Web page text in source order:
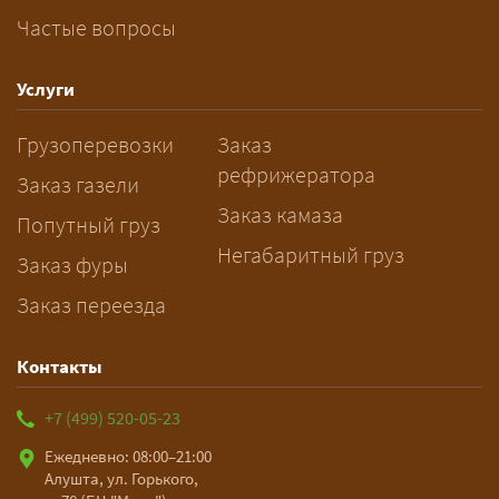
Как заказать грузоперевозку?
— Оставьте заявку с маршрутом,
датой и параметрами груза — логист
рассчитает стоимость за 5–10 минут
и подберёт машину. Все условия и
цена фиксируются в договоре;
оплата после доставки, перед
выгрузкой.
Частые вопросы
Услуги
Грузоперевозки
Заказ газели
Попутный груз
Заказ фуры
Заказ переезда
Заказ
рефрижератора
Заказ камаза
Негабаритный груз
Контакты
+7 (499) 520-05-23
Ежедневно: 08:00–21:00
Алушта, ул. Горького,